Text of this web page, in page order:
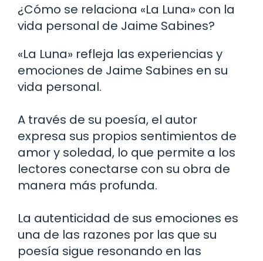
¿Cómo se relaciona «La Luna» con la
vida personal de Jaime Sabines?
«La Luna» refleja las experiencias y
emociones de Jaime Sabines en su
vida personal.
A través de su poesía, el autor
expresa sus propios sentimientos de
amor y soledad, lo que permite a los
lectores conectarse con su obra de
manera más profunda.
La autenticidad de sus emociones es
una de las razones por las que su
poesía sigue resonando en las